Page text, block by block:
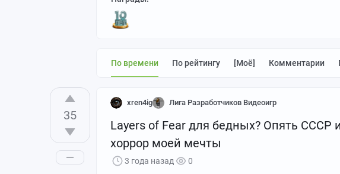
По времени По рейтингу [моё] Комментарии
35
xren4ig Лига Разработчиков Видеоигр
Layers of Fear для бедных? Опять СССР
хоррор моей мечты
3 года назад 0